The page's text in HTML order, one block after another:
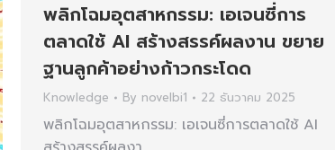
พลิกโฉมอุตสาหกรรม: เอเจนซี่การ
ตลาดใช้ AI สร้างสรรค์ผลงาน ขยาย
ฐานลูกค้าอย่างก้าวกระโดด
Knowledge By novelbi1 22 ธันวาคม 2025
พลิกโฉมอุตสาหกรรม: เอเจนซี่การตลาดใช้ AI